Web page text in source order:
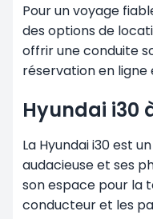
Pour un voyage
des options de
offrir une conduite
réservation en ligne
Hyundai i30
La Hyundai i30 est
audacieuse et ses
son espace pour la
conducteur et les